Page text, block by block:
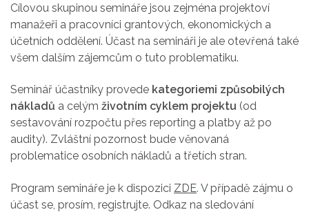
Cílovou skupinou semináře jsou zejména projektoví
manažeři a pracovníci grantových, ekonomických a
účetních oddělení. Účast na semináři je ale otevřená také
všem dalším zájemcům o tuto problematiku.
Seminář účastníky provede kategoriemi způsobilých
nákladů a celým životním cyklem projektu (od
sestavování rozpočtu přes reporting a platby až po
audity). Zvláštní pozornost bude věnovaná
problematice osobních nákladů a třetích stran.
Program semináře je k dispozici ZDE. V případě zájmu o
účast se, prosím, registrujte. Odkaz na sledování